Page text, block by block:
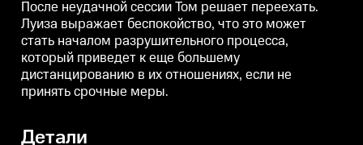
После неудачной сессии Том решает переехать.
Луиза выражает беспокойство, что это может
стать началом разрушительного процесса,
который приведет к еще большему
дистанцированию в их отношениях, если не
принять срочные меры.
Детали